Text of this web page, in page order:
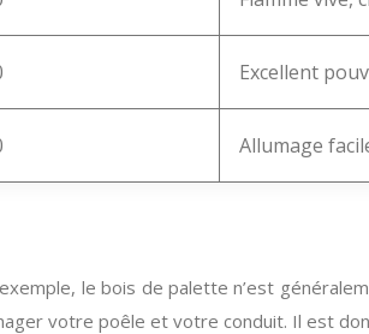
Excellent
Allumage
le bois de palette n’est
votre poêle et votre conduit. Il est